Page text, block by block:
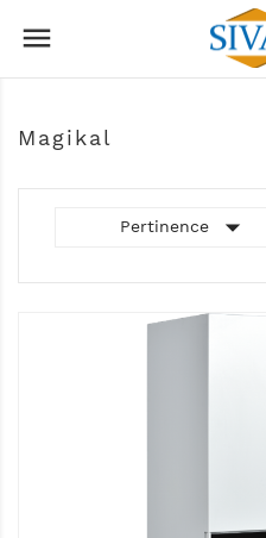

Magikal
Pertinence 